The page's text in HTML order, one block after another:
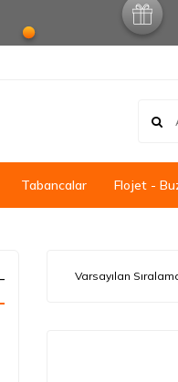
Tabancalar Flojet -